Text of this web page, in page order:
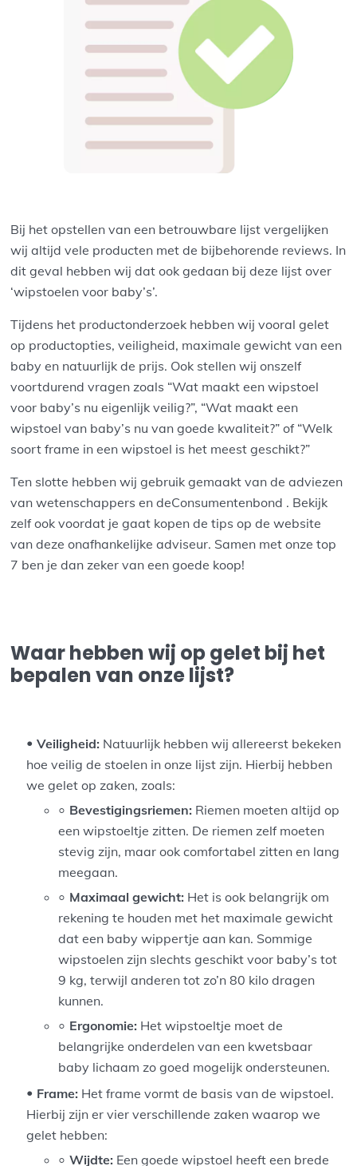
Bij het opstellen van een betrouwbare lijst vergelijken
wij altijd vele producten met de bijbehorende reviews. In
dit geval hebben wij dat ook gedaan bij deze lijst over
‘wipstoelen voor baby’s’.
Tijdens het productonderzoek hebben wij vooral gelet
op productopties, veiligheid, maximale gewicht van een
baby en natuurlijk de prijs. Ook stellen wij onszelf
voortdurend vragen zoals “Wat maakt een wipstoel
voor baby’s nu eigenlijk veilig?”, “Wat maakt een
wipstoel van baby’s nu van goede kwaliteit?” of “Welk
soort frame in een wipstoel is het meest geschikt?”
Ten slotte hebben wij gebruik gemaakt van de adviezen
van wetenschappers en deConsumentenbond . Bekijk
zelf ook voordat je gaat kopen de tips op de website
van deze onafhankelijke adviseur. Samen met onze top
7 ben je dan zeker van een goede koop!
Waar hebben wij op gelet bij het
bepalen van onze lijst?
Veiligheid: Natuurlijk hebben wij allereerst bekeken
hoe veilig de stoelen in onze lijst zijn. Hierbij hebben
we gelet op zaken, zoals:
Bevestigingsriemen: Riemen moeten altijd op
een wipstoeltje zitten. De riemen zelf moeten
stevig zijn, maar ook comfortabel zitten en lang
meegaan.
Maximaal gewicht: Het is ook belangrijk om
rekening te houden met het maximale gewicht
dat een baby wippertje aan kan. Sommige
wipstoelen zijn slechts geschikt voor baby’s tot
9 kg, terwijl anderen tot zo’n 80 kilo dragen
kunnen.
Ergonomie: Het wipstoeltje moet de
belangrijke onderdelen van een kwetsbaar
baby lichaam zo goed mogelijk ondersteunen.
Frame: Het frame vormt de basis van de wipstoel.
Hierbij zijn er vier verschillende zaken waarop we
gelet hebben:
Wijdte: Een goede wipstoel heeft een brede